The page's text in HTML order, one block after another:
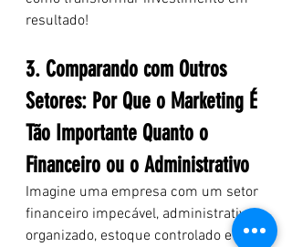
resultado!
3. Comparando com Outros
Setores: Por Que o Marketing É
Tão Importante Quanto o
Financeiro ou o Administrativo
Imagine uma empresa com um setor
financeiro impecável, administrativo
organizado, estoque controlado e